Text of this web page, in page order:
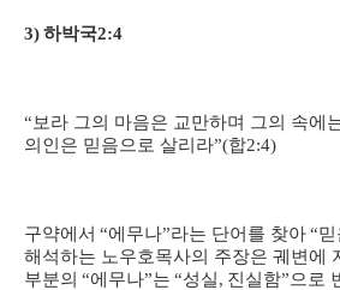
3)하박국2:4
“보라 그의 마음은 교만하며 그의 속에
의인은 믿음으로 살리라”(합2:4)
구약에서 “에무나”라는 단어를 찾아“믿
해석하는 노우호목사의 주장은 궤변에
부분의 “에무나”는 “성실, 진실함”으로